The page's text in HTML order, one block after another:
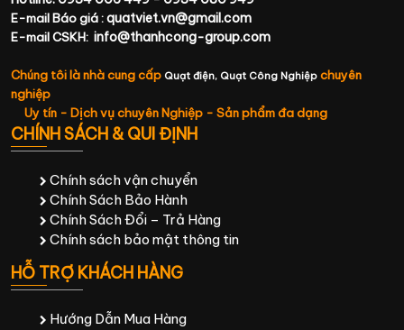
E-mail Báo giá :quatviet.vn@gmail.com
E-mail CSKH: info@thanhcong-group.com
Chúng tôi là nhà cung cấp Quạt điện, Quạt Công Nghiệp chuyên
nghiệp
Uy tín - Dịch vụ chuyên Nghiệp - Sản phẩm đa dạng
CHÍNH SÁCH & QUI ĐỊNH
Chính sách vận chuyển
Chính Sách Bảo Hành
Chính Sách Đổi – Trả Hàng
Chính sách bảo mật thông tin
HỖ TRỢ KHÁCH HÀNG
Hướng Dẫn Mua Hàng